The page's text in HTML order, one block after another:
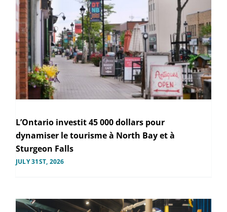
L’Ontario investit 45 000 dollars pour
dynamiser le tourisme à North Bay et à
Sturgeon Falls
JULY 31ST, 2026